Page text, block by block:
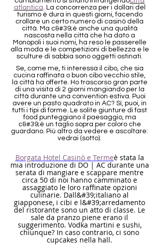
atlantica. La concorrenza per i dollari del
turismo è dura in questi giorni, facendo
crollare un certo numero di casinò della
città. Ma c&#39;è anche una qualità
nascosta nella città che ha dato a
Monopoli i suoi nomi, ha reso le passerelle
alla moda e le competizioni di bellezza e le
sculture di sabbia sono oggetti ostinati.
Se, come me, ti interessa il cibo, che sia
cucina raffinata o buon cibo vecchio stile,
la città ha offerte. Ho trascorso gran parte
di una visita di 2 giorni mangiando per la
città durante una convention estiva. Puoi
avere un pasto quadrato in AC? Sì, puoi, in
tutti i tipi di forme. Le solite giunture di fast
food punteggiano il paesaggio, ma
c&#39;è un taglio sopra per coloro che
guardano. Più altro da vedere e ascoltare:
vedrai (sotto).
Borgata Hotel Casinò e Termeè stata la
mia introduzione di DO | AC durante una
serata di mangiare e scappare mentre
circa 50 di noi hanno camminato e
assaggiato le loro raffinate opzioni
culinarie. Dall&#39;italiano al
giapponese, i cibi e l&#39;arredamento
del ristorante sono un atto di classe. Le
sale da pranzo piene erano il
suggerimento. Vodka martini e sushi,
chiunque? In caso contrario, ci sono
cupcakes nella hall.